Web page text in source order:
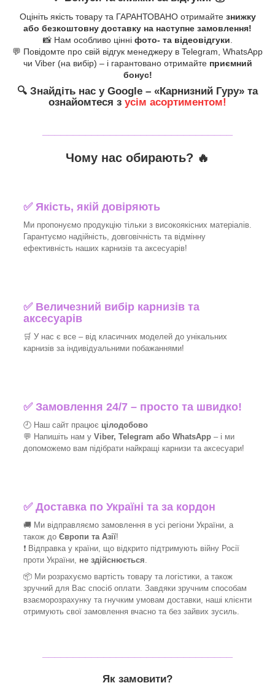
Оцініть якість товару та ГАРАНТОВАНО отримайте знижку
або безкоштовну доставку на наступне замовлення!
📸 Нам особливо цінні фото- та відеовідгуки.
💬 Повідомте про свій відгук менеджеру в Telegram, WhatsApp
чи Viber (на вибір) – і гарантовано отримайте приємний
бонус!
🔍 Знайдіть нас у Google – «Карнизний Гуру» та
ознайомтеся з усім асортиментом!
Чому нас обирають? 🔥
✅Якість, якій довіряють
Ми пропонуємо продукцію тільки з високоякісних матеріалів.
Гарантуємо надійність, довговічність та відмінну
ефективність наших карнизів та аксесуарів!​
✅ Величезний вибір карнизів та
аксесуарів
🛒 У нас є все – від класичних моделей до унікальних
карнизів за індивідуальними побажаннями!​
✅Замовлення 24/7 – просто та швидко!
🕘 Наш сайт працює цілодобово
💬 Напишіть нам у Viber, Telegram або WhatsApp – і ми
допоможемо вам підібрати найкращі карнизи та аксесуари!
✅Доставка по Україні та за кордон
🚚 Ми відправляємо замовлення в усі регіони України, а
також до Європи та Азії!
❗ Відправка у країни, що відкрито підтримують війну Росії
проти України, не здійснюється
📦 Ми розрахуємо вартість товару та логістики, а також
зручний для Вас спосіб оплати. Завдяки зручним способам
взаєморозрахунку та гнучким умовам доставки, наші клієнти
отримують свої замовлення вчасно та без зайвих зусиль.
Як замовити?